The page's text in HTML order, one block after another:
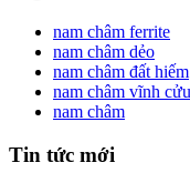
nam châm ferrite
nam châm dẻo
nam châm đất hiếm
nam châm vĩnh cửu
nam châm
Tin tức mới